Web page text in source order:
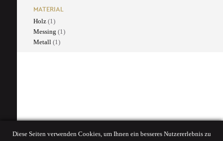
MATERIAL
Holz (1)
Messing (1)
Metall (1)
Diese Seiten verwenden Cookies, um Ihnen ein besseres Nutzererlebnis zu